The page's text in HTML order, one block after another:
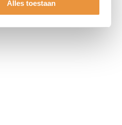
Alles toestaan